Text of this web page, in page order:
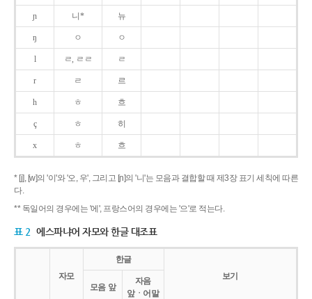
ɲ 니* 뉴
ŋ ㅇ ㅇ
l ㄹ, ㄹㄹ ㄹ
r ㄹ 르
h ㅎ 흐
ç ㅎ 히
x ㅎ 흐
* [j], [w]의 '이'와 '오, 우', 그리고 [ɲ]의 '니'는 모음과 결합할 때 제3장 표기 세칙에 따른
다.
** 독일어의 경우에는 '에', 프랑스어의 경우에는 '으'로 적는다.
표 2 에스파냐어 자모와 한글 대조표
자모
한글
보기
모음 앞
자음
앞ㆍ어말